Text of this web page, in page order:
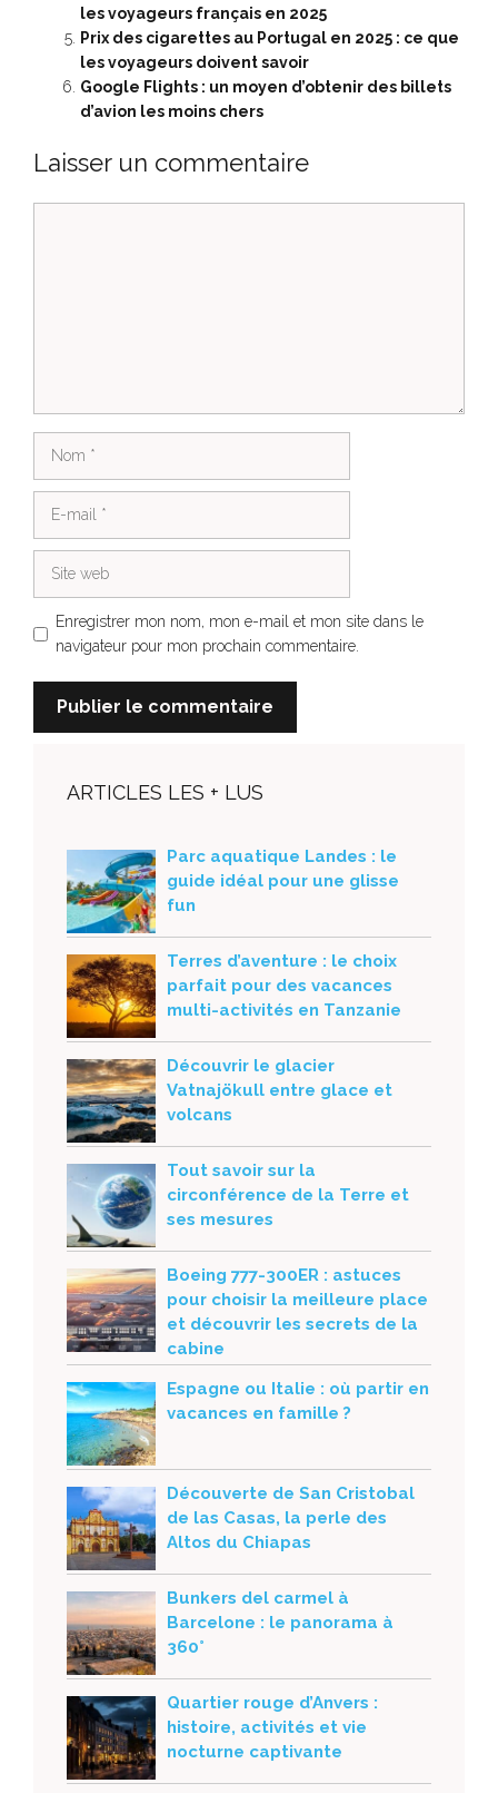
les voyageurs français en 2025
Prix des cigarettes au Portugal en 2025 : ce que
les voyageurs doivent savoir
Google Flights : un moyen d’obtenir des billets
d’avion les moins chers
Laisser un commentaire
Enregistrer mon nom, mon e-mail et mon site dans le
navigateur pour mon prochain commentaire.
ARTICLES LES + LUS
Parc aquatique Landes : le
guide idéal pour une glisse
fun
Terres d’aventure : le choix
parfait pour des vacances
multi-activités en Tanzanie
Découvrir le glacier
Vatnajökull entre glace et
volcans
Tout savoir sur la
circonférence de la Terre et
ses mesures
Boeing 777-300ER : astuces
pour choisir la meilleure place
et découvrir les secrets de la
cabine
Espagne ou Italie : où partir en
vacances en famille ?
Découverte de San Cristobal
de las Casas, la perle des
Altos du Chiapas
Bunkers del carmel à
Barcelone : le panorama à
360°
Quartier rouge d’Anvers :
histoire, activités et vie
nocturne captivante